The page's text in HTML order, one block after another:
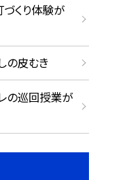
くり体験が
の皮むき
の巡回授業が